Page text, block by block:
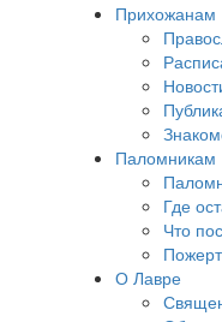
Прихожанам
Паломникам
Где
Что
О Лавре